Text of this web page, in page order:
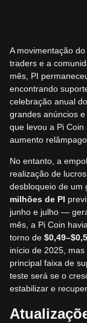
A movimentação
traders e a
mês, PI
encontrando
celebração anual do
grandes anúncios
que levou a Pi Coin
aumento
No entanto, a
realização de
desbloqueio de
milhões de PI
junho e julho —
mês, a Pi Coin
torno de
início de 2025,
principal faixa de
teste será se o
estabilizar e